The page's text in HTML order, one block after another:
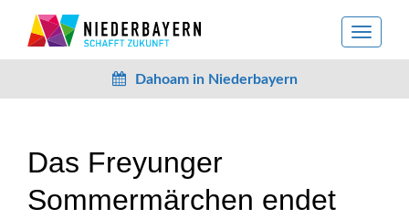
toggle
Dahoam in Niederbayern
Das Freyunger
Sommermärchen endet